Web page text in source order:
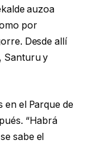
auzoa
por
Desde allí
Santuru y
en el Parque de
“Habrá
sabe el